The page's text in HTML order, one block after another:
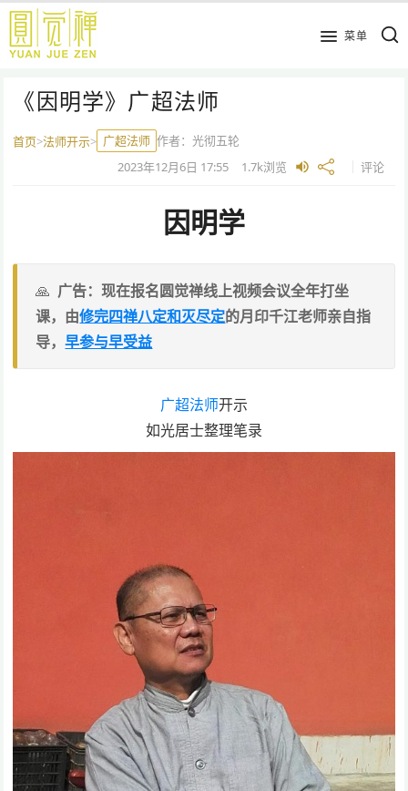
跳
主
菜单
《因明学》广超法师
首页>法师开示> 广超法师 作者：光彻五轮
2023年12月6日 17:55 1.7k浏览 评论
因明学
广告：现在报名圆觉禅线上视频会议全年打坐
课，由修完四禅八定和灭尽定的月印千江老师亲自指
导，早参与早受益
广超法师开示
如光居士整理笔录